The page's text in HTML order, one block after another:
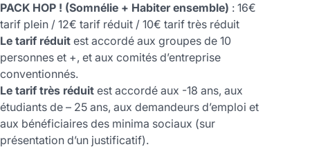
PACK HOP ! (Somnélie + Habiter ensemble) : 16€
tarif plein / 12€ tarif réduit / 10€ tarif très réduit
Le tarif réduit est accordé aux groupes de 10
personnes et +, et aux comités d’entreprise
conventionnés.
Le tarif très réduit est accordé aux -18 ans, aux
étudiants de – 25 ans, aux demandeurs d’emploi et
aux bénéficiaires des minima sociaux (sur
présentation d’un justificatif).